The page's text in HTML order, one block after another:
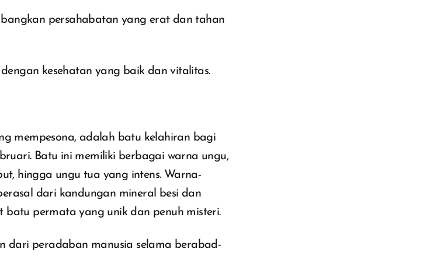
persahabatan yang erat dan tahan
kesehatan yang baik dan vitalitas.
mempesona, adalah batu kelahiran bagi
Batu ini memiliki berbagai warna ungu,
hingga ungu tua yang intens. Warna-
dari kandungan mineral besi dan
batu permata yang unik dan penuh misteri.
dari peradaban manusia selama berabad-